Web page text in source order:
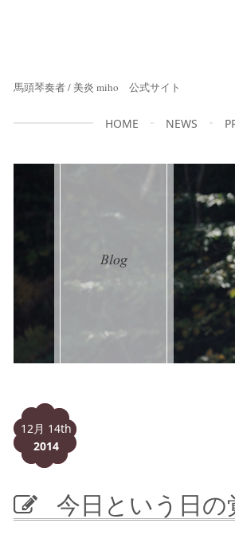
馬頭琴奏者 / 美炎 miho 公式サイト
HOME NEWS
12月 14th
2014
今日という日の